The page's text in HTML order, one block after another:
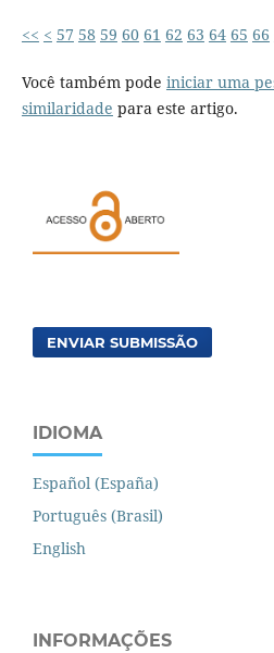
<< < 57 58 59 60 61 62 63 64 65 66
Você também pode iniciar uma
similaridade para este artigo.
ENVIAR SUBMISSÃO
IDIOMA
Español (España)
Português (Brasil)
English
INFORMAÇÕES